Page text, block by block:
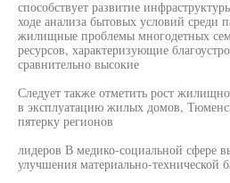
способствует развитие
ходе анализа бытовых условий среди
жилищные проблемы многодетных
ресурсов, характеризующие
сравнительно высокие
Следует также отметить рост
в эксплуатацию жилых домов,
пятерку регионов
лидеров В медико-социальной сфере
улучшения материально-технической